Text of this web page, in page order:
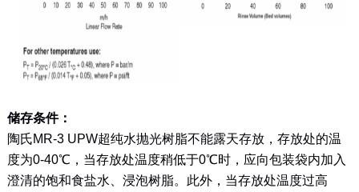
储存条件：
陶氏MR-3 UPW超纯水抛光树脂不能露天存放，存放处的温
度为0-40℃，当存放处温度稍低于0℃时，应向包装袋内加入
澄清的饱和食盐水、浸泡树脂。此外，当存放处温度过高